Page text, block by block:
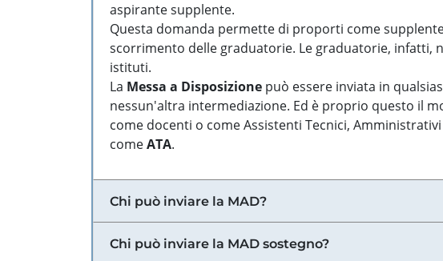
aspirante supplente.
Questa domanda permette di proporti come
scorrimento delle graduatorie. Le graduatorie, infatti,
istituti.
La Messa a Disposizione può essere inviata in
nessun'altra intermediazione. Ed è proprio questo il
come docenti o come Assistenti Tecnici,
comeATA.
Chi può inviare la MAD?
Chi può inviare la MAD sostegno?